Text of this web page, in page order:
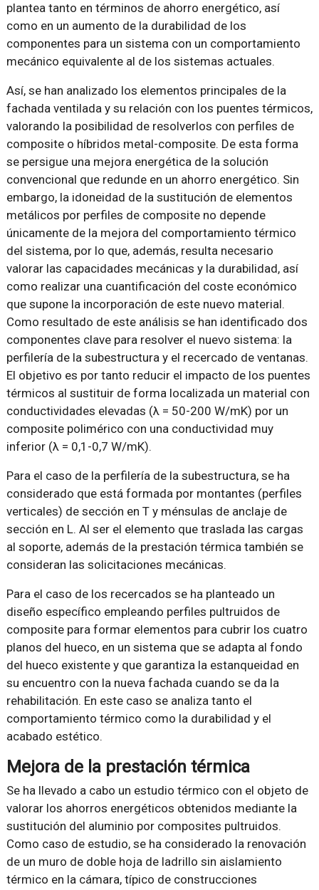
plantea tanto en términos de ahorro energético, así
como en un aumento de la durabilidad de los
componentes para un sistema con un comportamiento
mecánico equivalente al de los sistemas actuales.
Así, se han analizado los elementos principales de la
fachada ventilada y su relación con los puentes térmicos,
valorando la posibilidad de resolverlos con perfiles de
composite o híbridos metal-composite. De esta forma
se persigue una mejora energética de la solución
convencional que redunde en un ahorro energético. Sin
embargo, la idoneidad de la sustitución de elementos
metálicos por perfiles de composite no depende
únicamente de la mejora del comportamiento térmico
del sistema, por lo que, además, resulta necesario
valorar las capacidades mecánicas y la durabilidad, así
como realizar una cuantificación del coste económico
que supone la incorporación de este nuevo material.
Como resultado de este análisis se han identificado dos
componentes clave para resolver el nuevo sistema: la
perfilería de la subestructura y el recercado de ventanas.
El objetivo es por tanto reducir el impacto de los puentes
térmicos al sustituir de forma localizada un material con
conductividades elevadas (λ = 50-200 W/mK) por un
composite polimérico con una conductividad muy
inferior (λ = 0,1-0,7 W/mK).
Para el caso de la perfilería de la subestructura, se ha
considerado que está formada por montantes (perfiles
verticales) de sección en T y ménsulas de anclaje de
sección en L. Al ser el elemento que traslada las cargas
al soporte, además de la prestación térmica también se
consideran las solicitaciones mecánicas.
Para el caso de los recercados se ha planteado un
diseño específico empleando perfiles pultruidos de
composite para formar elementos para cubrir los cuatro
planos del hueco, en un sistema que se adapta al fondo
del hueco existente y que garantiza la estanqueidad en
su encuentro con la nueva fachada cuando se da la
rehabilitación. En este caso se analiza tanto el
comportamiento térmico como la durabilidad y el
acabado estético.
Mejora de la prestación térmica
Se ha llevado a cabo un estudio térmico con el objeto de
valorar los ahorros energéticos obtenidos mediante la
sustitución del aluminio por composites pultruidos.
Como caso de estudio, se ha considerado la renovación
de un muro de doble hoja de ladrillo sin aislamiento
térmico en la cámara, típico de construcciones